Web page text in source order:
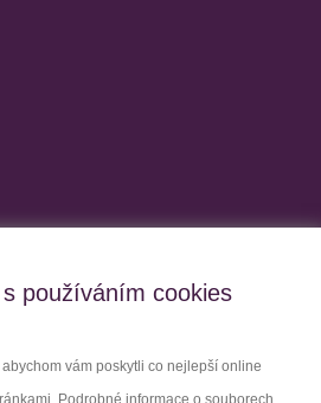
používáním cookies
vám poskytli co nejlepší online
Podrobné informace o souborech